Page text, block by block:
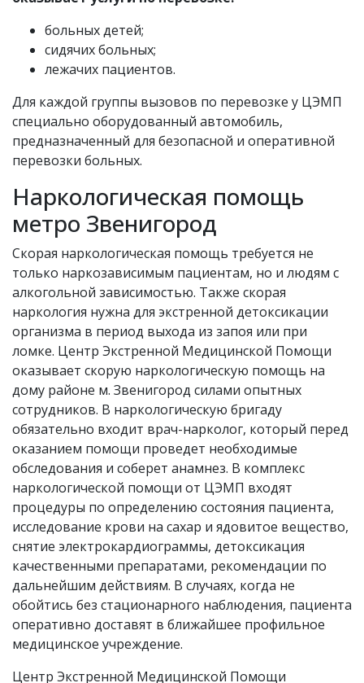
больных детей;
сидячих больных;
лежачих пациентов.
Для каждой группы вызовов по перевозке у ЦЭМП
специально оборудованный автомобиль,
предназначенный для безопасной и оперативной
перевозки больных.
Наркологическая помощь
метро Звенигород
Скорая наркологическая помощь требуется не
только наркозависимым пациентам, но и людям с
алкогольной зависимостью. Также скорая
наркология нужна для экстренной детоксикации
организма в период выхода из запоя или при
ломке. Центр Экстренной Медицинской Помощи
оказывает скорую наркологическую помощь на
дому районе м. Звенигород силами опытных
сотрудников. В наркологическую бригаду
обязательно входит врач-нарколог, который перед
оказанием помощи проведет необходимые
обследования и соберет анамнез. В комплекс
наркологической помощи от ЦЭМП входят
процедуры по определению состояния пациента,
исследование крови на сахар и ядовитое вещество,
снятие электрокардиограммы, детоксикация
качественными препаратами, рекомендации по
дальнейшим действиям. В случаях, когда не
обойтись без стационарного наблюдения, пациента
оперативно доставят в ближайшее профильное
медицинское учреждение.
Центр Экстренной Медицинской Помощи